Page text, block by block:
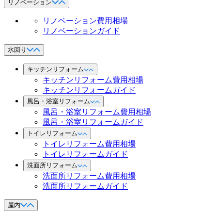
リノベーション
リノベーション費用相場
リノベーションガイド
水回り
キッチンリフォーム
キッチンリフォーム費用相場
キッチンリフォームガイド
風呂・浴室リフォーム
風呂・浴室リフォーム費用相場
風呂・浴室リフォームガイド
トイレリフォーム
トイレリフォーム費用相場
トイレリフォームガイド
洗面所リフォーム
洗面所リフォーム費用相場
洗面所リフォームガイド
屋内